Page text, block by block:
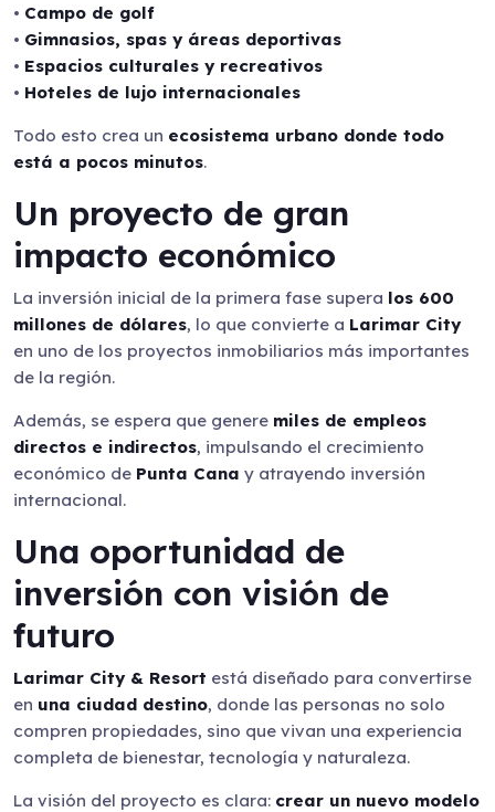
• Campo de golf
• Gimnasios, spas y áreas deportivas
• Espacios culturales y recreativos
• Hoteles de lujo internacionales
Todo esto crea un ecosistema urbano donde todo
está a pocos minutos.
Un proyecto de gran
impacto económico
La inversión inicial de la primera fase supera los 600
millones de dólares, lo que convierte a Larimar City
en uno de los proyectos inmobiliarios más importantes
de la región.
Además, se espera que genere miles de empleos
directos e indirectos, impulsando el crecimiento
económico de Punta Cana y atrayendo inversión
internacional.
Una oportunidad de
inversión con visión de
futuro
Larimar City & Resort está diseñado para convertirse
en una ciudad destino, donde las personas no solo
compren propiedades, sino que vivan una experiencia
completa de bienestar, tecnología y naturaleza.
La visión del proyecto es clara: crear un nuevo modelo